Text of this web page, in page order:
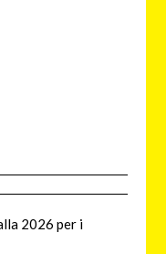
2026 per i